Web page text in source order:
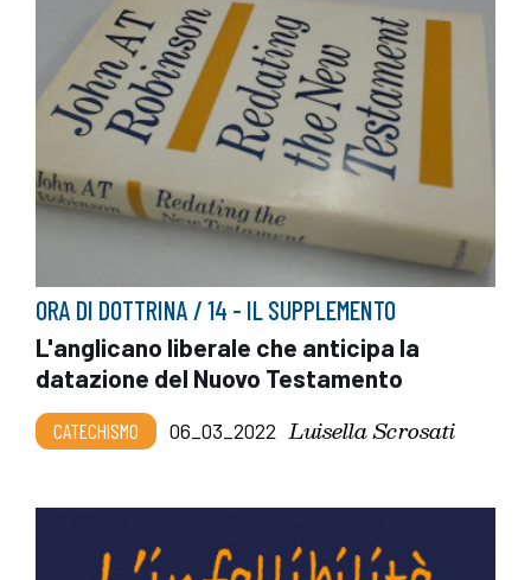
ORA DI DOTTRINA / 14 - IL SUPPLEMENTO
L'anglicano liberale che anticipa la
datazione del Nuovo Testamento
CATECHISMO 06_03_2022 Luisella Scrosati